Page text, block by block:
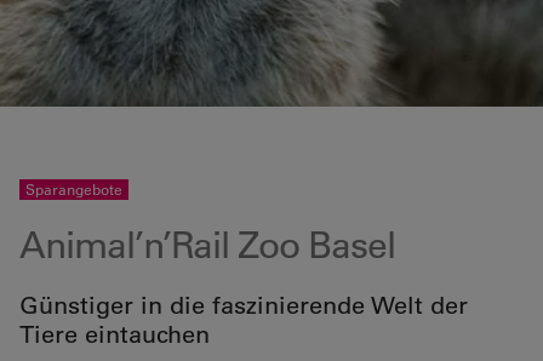
Sparangebote
Animal’n’Rail Zoo Basel
Günstiger in die faszinierende Welt der
Tiere eintauchen